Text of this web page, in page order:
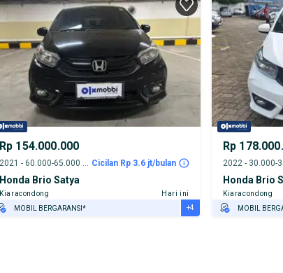
TEST DRIVE DARI RUMAH
GRATIS BIAYA JASA PERAWATAN*
PENJUAL TERVERIFIKASI
TEST DRIVE
GRATIS
Rp 154.000.000
2021 - 60.000-65.000 km Cicilan Rp 3.6 jt/bulan
Honda Brio Satya
Kiaracondong
Hari ini
MOBIL BERGARANSI*
+4
Rp
Honda Brio
Kiaracondong
MOBIL